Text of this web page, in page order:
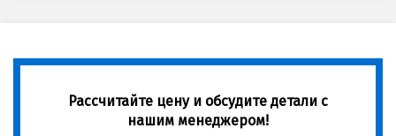
Рассчитайте цену и обсудите детали с
нашим менеджером!